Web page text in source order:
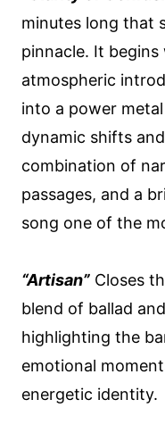
minutes long that
pinnacle. It
atmospheric
into a power
dynamic shifts
combination of
passages, and a
song one of the
“Artisan” Closes
blend of ballad
highlighting the
emotional
energetic identity.